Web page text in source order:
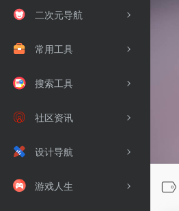
二次元导航
常用工具
搜索工具
社区资讯
设计导航
游戏人生